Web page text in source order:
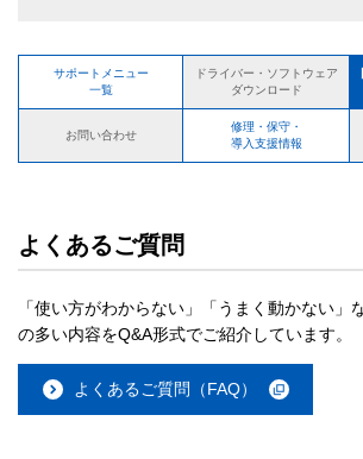
サポートメニュー
一覧
ドライバー・ソフトウェア
ダウンロード
お問い合わせ
修理・保守・
導入支援情報
よくあるご質問
「使い方がわからない」「うまく動かない」
の多い内容をQ&A形式でご紹介しています。
よくあるご質問（FAQ）